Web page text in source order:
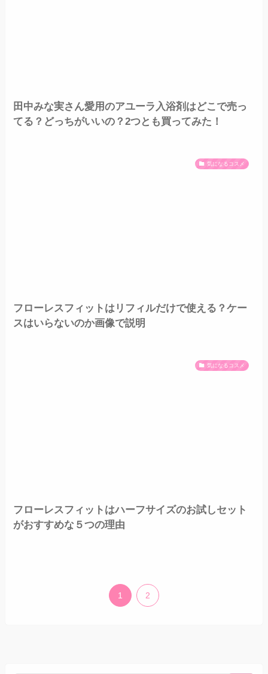
田中みな実さん愛用のアユーラ入浴剤はどこで売っ
てる？どっちがいいの？2つとも買ってみた！
気になるコスメ
フローレスフィットはリフィルだけで使える？ケー
スはいらないのか画像で説明
気になるコスメ
フローレスフィットはハーフサイズのお試しセット
がおすすめな５つの理由
1 2